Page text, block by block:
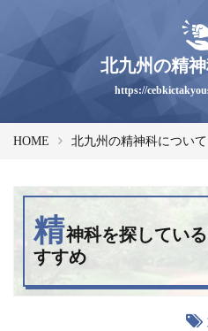
北九州の精
https://
HOME 北九州の精神科について
精神科を探してい
すすめ